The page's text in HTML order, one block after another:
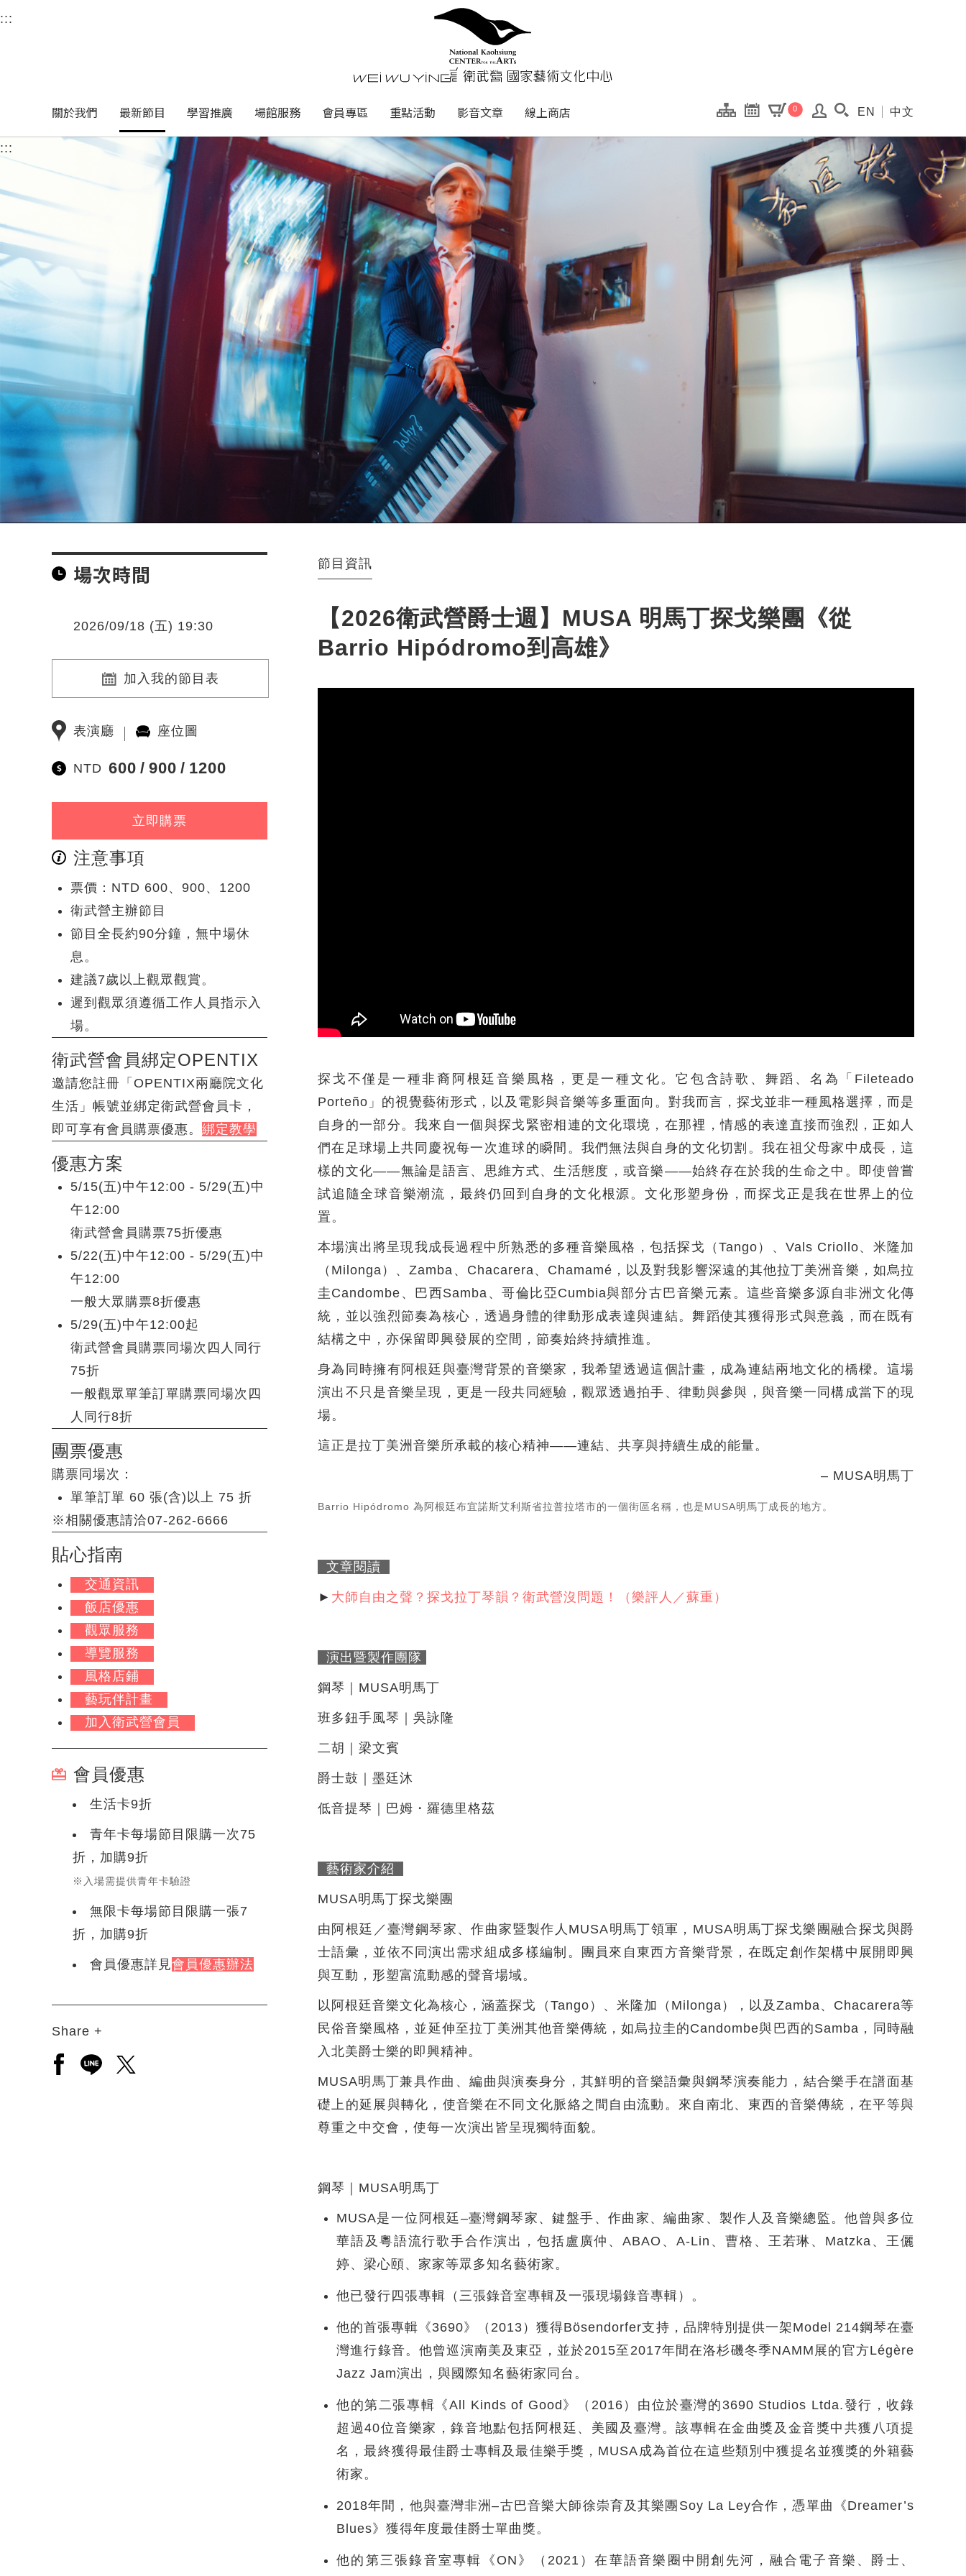
衛武營國家藝術文化中心
中央內容區塊，為本頁主要內容區。
::: 衛武營國家藝術文化中心 National
關於我們 最新節目 學習推廣 場館服務 會員專區 重點活動 影音文章 線上商店 0 搜尋(開啟搜尋視窗)
EN 中文
::: 中央內容區塊，為本頁主要內容區。
場次時間
2026/09/18 (五) 19:30
加入我的節目表
表演廳 座位圖
NTD 600 900 1200
立即購票
注意事項
票價：NTD 600、900、1200
衛武營主辦節目
節目全長約90分鐘，無中場休
息。
建議7歲以上觀眾觀賞。
遲到觀眾須遵循工作人員指示入
場。
衛武營會員綁定OPENTIX
邀請您註冊「OPENTIX兩廳院文化
生活」帳號並綁定衛武營會員卡，
即可享有會員購票優惠。 綁定教學
優惠方案
5/15(五)中午12:00 - 5/29(五)中
午12:00
衛武營會員購票75折優惠
5/22(五)中午12:00 - 5/29(五)中
午12:00
一般大眾購票8折優惠
5/29(五)中午12:00起
衛武營會員購票同場次四人同行
75折
一般觀眾單筆訂單購票同場次四
人同行8折
團票優惠
購票同場次：
單筆訂單 60 張(含)以上 75 折
※相關優惠請洽07-262-6666
貼心指南
交通資訊
飯店優惠
觀眾服務
導覽服務
風格店鋪
藝玩伴計畫
加入衛武營會員
會員優惠
生活卡9折
青年卡每場節目限購一次75
折，加購9折
※入場需提供青年卡驗證
無限卡每場節目限購一張7
折，加購9折
會員優惠詳見會員優惠辦法
Share +
另開新視窗分享至facebook
另開新視窗分享至line
另開新視窗分享至twitter
節目資訊
【2026衛武營爵士週】MUSA 明馬丁探戈樂團《從
Barrio Hipódromo到高雄》
探戈不僅是一種非裔阿根廷音樂風格，更是一種文化。它包含詩歌、舞蹈、名為「Fileteado
Porteño」的視覺藝術形式，以及電影與音樂等多重面向。對我而言，探戈並非一種風格選擇，而是
自身的一部分。我來自一個與探戈緊密相連的文化環境，在那裡，情感的表達直接而強烈，正如人
們在足球場上共同慶祝每一次進球的瞬間。我們無法與自身的文化切割。我在祖父母家中成長，這
樣的文化——無論是語言、思維方式、生活態度，或音樂——始終存在於我的生命之中。即使曾嘗
試追隨全球音樂潮流，最終仍回到自身的文化根源。文化形塑身份，而探戈正是我在世界上的位
置。
本場演出將呈現我成長過程中所熟悉的多種音樂風格，包括探戈（Tango）、Vals Criollo、米隆加
（Milonga）、Zamba、Chacarera、Chamamé，以及對我影響深遠的其他拉丁美洲音樂，如烏拉
圭Candombe、巴西Samba、哥倫比亞Cumbia與部分古巴音樂元素。這些音樂多源自非洲文化傳
統，並以強烈節奏為核心，透過身體的律動形成表達與連結。舞蹈使其獲得形式與意義，而在既有
結構之中，亦保留即興發展的空間，節奏始終持續推進。
身為同時擁有阿根廷與臺灣背景的音樂家，我希望透過這個計畫，成為連結兩地文化的橋樑。這場
演出不只是音樂呈現，更是一段共同經驗，觀眾透過拍手、律動與參與，與音樂一同構成當下的現
場。
這正是拉丁美洲音樂所承載的核心精神——連結、共享與持續生成的能量。
– MUSA明馬丁
Barrio Hipódromo 為阿根廷布宜諾斯艾利斯省拉普拉塔市的一個街區名稱，也是MUSA明馬丁成長的地方。
文章閱讀
► 大師自由之聲？探戈拉丁琴韻？衛武營沒問題！（樂評人／蘇重）
演出暨製作團隊
鋼琴｜MUSA明馬丁
班多鈕手風琴｜吳詠隆
二胡｜梁文賓
爵士鼓｜墨廷沐
低音提琴｜巴姆・羅德里格茲
藝術家介紹
MUSA明馬丁探戈樂團
由阿根廷／臺灣鋼琴家、作曲家暨製作人MUSA明馬丁領軍，MUSA明馬丁探戈樂團融合探戈與爵
士語彙，並依不同演出需求組成多樣編制。團員來自東西方音樂背景，在既定創作架構中展開即興
與互動，形塑富流動感的聲音場域。
以阿根廷音樂文化為核心，涵蓋探戈（Tango）、米隆加（Milonga），以及Zamba、Chacarera等
民俗音樂風格，並延伸至拉丁美洲其他音樂傳統，如烏拉圭的Candombe與巴西的Samba，同時融
入北美爵士樂的即興精神。
MUSA明馬丁兼具作曲、編曲與演奏身分，其鮮明的音樂語彙與鋼琴演奏能力，結合樂手在譜面基
礎上的延展與轉化，使音樂在不同文化脈絡之間自由流動。來自南北、東西的音樂傳統，在平等與
尊重之中交會，使每一次演出皆呈現獨特面貌。
鋼琴｜MUSA明馬丁
MUSA是一位阿根廷–臺灣鋼琴家、鍵盤手、作曲家、編曲家、製作人及音樂總監。他曾與多位
華語及粵語流行歌手合作演出，包括盧廣仲、ABAO、A-Lin、曹格、王若琳、Matzka、王儷
婷、梁心頤、家家等眾多知名藝術家。
他已發行四張專輯（三張錄音室專輯及一張現場錄音專輯）。
他的首張專輯《3690》（2013）獲得Bösendorfer支持，品牌特別提供一架Model 214鋼琴在臺
灣進行錄音。他曾巡演南美及東亞，並於2015至2017年間在洛杉磯冬季NAMM展的官方Légère
Jazz Jam演出，與國際知名藝術家同台。
他的第二張專輯《All Kinds of Good》（2016）由位於臺灣的3690 Studios Ltda.發行，收錄
超過40位音樂家，錄音地點包括阿根廷、美國及臺灣。該專輯在金曲獎及金音獎中共獲八項提
名，最終獲得最佳爵士專輯及最佳樂手獎，MUSA成為首位在這些類別中獲提名並獲獎的外籍藝
術家。
2018年間，他與臺灣非洲–古巴音樂大師徐崇育及其樂團Soy La Ley合作，憑單曲《Dreamer’s
Blues》獲得年度最佳爵士單曲獎。
他的第三張錄音室專輯《ON》（2021）在華語音樂圈中開創先河，融合電子音樂、爵士、